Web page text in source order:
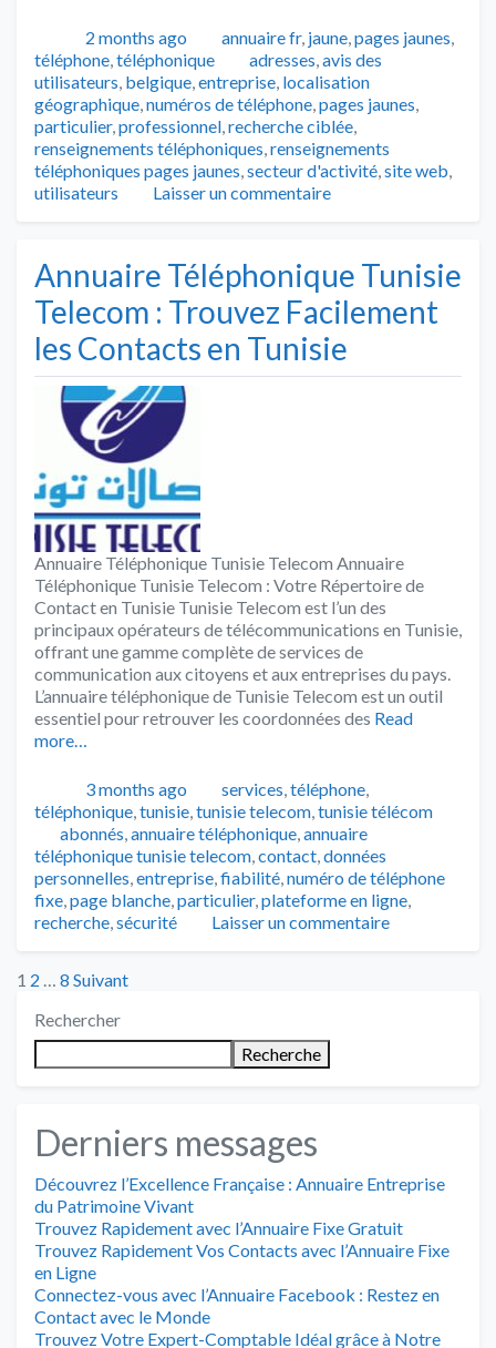
Publié2 months ago Catégories
annuaire fr, jaune,pages jaunes,
téléphone,téléphonique Tags
adresses,avis des
utilisateurs, belgique,entreprise, localisation
géographique,numéros de téléphone,pages jaunes,
particulier,professionnel,recherche ciblée,
renseignements téléphoniques,renseignements
téléphoniques pages jaunes,secteur d'activité,site web,
utilisateurs
Laisser un commentaire
Annuaire Téléphonique Tunisie
Telecom : Trouvez Facilement
les Contacts en Tunisie
Annuaire Téléphonique Tunisie Telecom Annuaire
Téléphonique Tunisie Telecom : Votre Répertoire de
Contact en Tunisie Tunisie Telecom est l’un des
principaux opérateurs de télécommunications en Tunisie,
offrant une gamme complète de services de
communication aux citoyens et aux entreprises du pays.
L’annuaire téléphonique de Tunisie Telecom est un outil
essentiel pour retrouver les coordonnées des Read
more…
Publié3 months ago Catégories
services,téléphone,
téléphonique,tunisie,tunisie telecom,tunisie télécom
Tags
abonnés,annuaire téléphonique,annuaire
téléphonique tunisie telecom,contact,données
personnelles,entreprise,fiabilité,numéro de téléphone
fixe,page blanche,particulier,plateforme en ligne,
recherche,sécurité Laisser un commentaire
Posts
pagination
1 2 … 8 Suivant
Rechercher
Recherche
Derniers messages
Découvrez l’Excellence Française : Annuaire Entreprise
du Patrimoine Vivant
Trouvez Rapidement avec l’Annuaire Fixe Gratuit
Trouvez Rapidement Vos Contacts avec l’Annuaire Fixe
en Ligne
Connectez-vous avec l’Annuaire Facebook : Restez en
Contact avec le Monde
Trouvez Votre Expert-Comptable Idéal grâce à Notre